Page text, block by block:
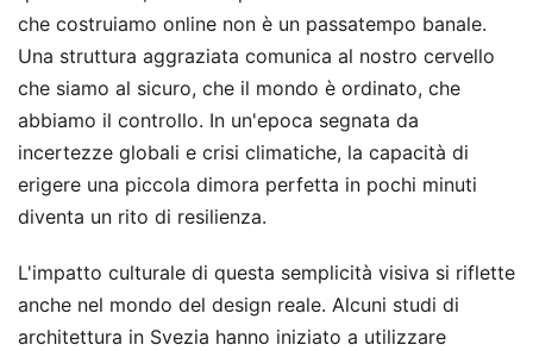
che costruiamo online non è un passatempo banale.
Una struttura aggraziata comunica al nostro cervello
che siamo al sicuro, che il mondo è ordinato, che
abbiamo il controllo. In un'epoca segnata da
incertezze globali e crisi climatiche, la capacità di
erigere una piccola dimora perfetta in pochi minuti
diventa un rito di resilienza.
L'impatto culturale di questa semplicità visiva si riflette
anche nel mondo del design reale. Alcuni studi di
architettura in Svezia hanno iniziato a utilizzare